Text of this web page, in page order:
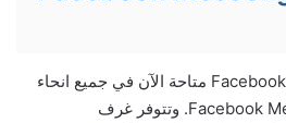
ميزة Facebook Messenger Rooms متاحة الآن في جميع انحاء
العالم في تطبيق Facebook Messenger. وتتوفر غرف